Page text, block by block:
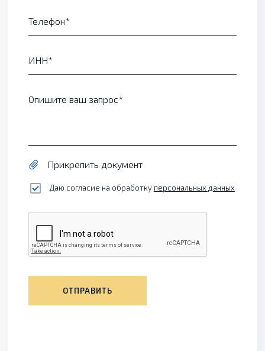
Телефон
ИНН
Опишите ваш запрос
Прикрепить документ
Даю согласие на обработку персональных данных
ОТПРАВИТЬ